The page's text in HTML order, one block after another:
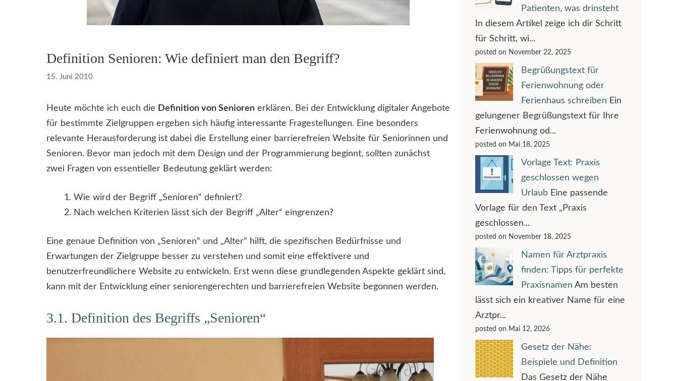
Definition Senioren: Wie definiert man den Begriff?
15. Juni 2010
Heute möchte ich euch die Definition von Senioren erklären. Bei der Entwicklung digitaler Angebote
für bestimmte Zielgruppen ergeben sich häufig interessante Fragestellungen. Eine besonders
relevante Herausforderung ist dabei die Erstellung einer barrierefreien Website für Seniorinnen und
Senioren. Bevor man jedoch mit dem Design und der Programmierung beginnt, sollten zunächst
zwei Fragen von essentieller Bedeutung geklärt werden:
Wie wird der Begriff „Senioren“ definiert?
Nach welchen Kriterien lässt sich der Begriff „Alter“ eingrenzen?
Eine genaue Definition von „Senioren“ und „Alter“ hilft, die spezifischen Bedürfnisse und
Erwartungen der Zielgruppe besser zu verstehen und somit eine effektivere und
benutzerfreundlichere Website zu entwickeln. Erst wenn diese grundlegenden Aspekte geklärt sind,
kann mit der Entwicklung einer seniorengerechten und barrierefreien Website begonnen werden.
3.1. Definition des Begriffs „Senioren“
Patienten, was drinsteht
In diesem Artikel zeige ich dir Schritt
für Schritt, wi...
posted on November 22, 2025
Begrüßungstext für
Ferienwohnung oder
Ferienhaus schreiben Ein
gelungener Begrüßungstext für Ihre
Ferienwohnung od...
posted on Mai 18, 2025
Vorlage Text: Praxis
geschlossen wegen
Urlaub Eine passende
Vorlage für den Text „Praxis
geschlossen...
posted on November 18, 2025
Namen für Arztpraxis
finden: Tipps für perfekte
Praxisnamen Am besten
lässt sich ein kreativer Name für eine
Arztpr...
posted on Mai 12, 2026
Gesetz der Nähe:
Beispiele und Definition
Das Gesetz der Nähe